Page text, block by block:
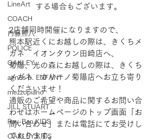
LineArt
COACH
内藤熊八
POLICE
OAKLEY
agnes b. ENFANT
mezzopiano
JILL STUART
Ray-Ban KIDS
OAKLEY KIDS
する場合もございます。
2店舗同時開催になりますので、
熊本駅近くにお越しの際は、きくちメ
ガネ　イオンタウン田崎店へ、
菊陽、光の森にお越しの際は、きくち
メガネ　カリーノ菊陽店へお立ち寄り
くださいませ！
通販のご希望や商品に関するお問い合
わせはホームページのトップ画面「お
問い合わせ」または電話にてお受けし
ております。